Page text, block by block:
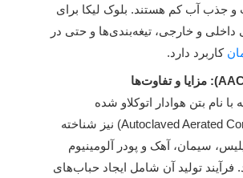
جذب آب کم هستند. بلوک لیکا برای
داخلی و خارجی، تیغه‌بندی‌ها و حتی در
کاربرد دارد.
نام بتن هوادار اتوکلاو شده
(Autoclaved Aerated Concrete – AAC) نیز شناخته
سیمان، آهک و پودر آلومینیوم
تولید آن شامل ایجاد حباب‌های